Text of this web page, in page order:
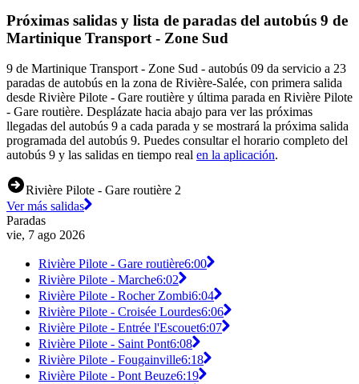
Próximas salidas y lista de paradas del autobús 9 de
Martinique Transport - Zone Sud
9 de Martinique Transport - Zone Sud - autobús 09 da servicio a 23
paradas de autobús en la zona de Rivière-Salée, con primera salida
desde Rivière Pilote - Gare routière y última parada en Rivière Pilote
- Gare routière. Desplázate hacia abajo para ver las próximas
llegadas del autobús 9 a cada parada y se mostrará la próxima salida
programada del autobús 9. Puedes consultar el horario completo del
autobús 9 y las salidas en tiempo real en la aplicación.
Rivière Pilote - Gare routière 2
Ver más salidas
Paradas
vie, 7 ago 2026
Rivière Pilote - Gare routière6:00
Rivière Pilote - Marche6:02
Rivière Pilote - Rocher Zombi6:04
Rivière Pilote - Croisée Lourdes6:06
Rivière Pilote - Entrée l'Escouet6:07
Rivière Pilote - Saint Pont6:08
Rivière Pilote - Fougainville6:18
Rivière Pilote - Pont Beuze6:19